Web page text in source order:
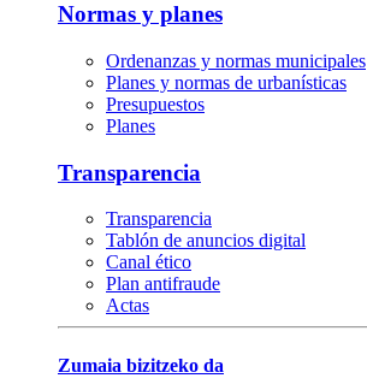
Normas y planes
Ordenanzas y normas municipales
Planes y normas de urbanísticas
Presupuestos
Planes
Transparencia
Transparencia
Tablón de anuncios digital
Canal ético
Plan antifraude
Actas
Zumaia bizitzeko da